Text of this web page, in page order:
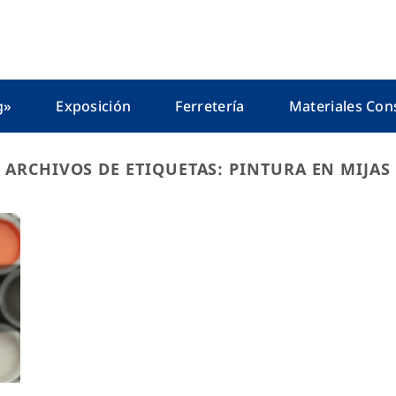
Exposición Ferretería Materiales
ARCHIVOS DE ETIQUETAS: PINTURA EN MIJAS